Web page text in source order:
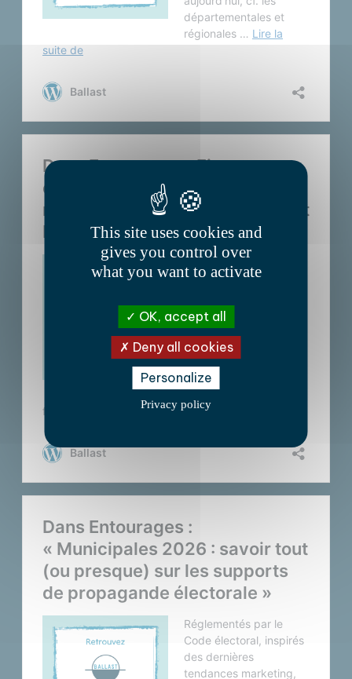
This site uses cookies and
gives you control over
what you want to activate
OK, accept all
Deny all cookies
Personalize
Privacy policy